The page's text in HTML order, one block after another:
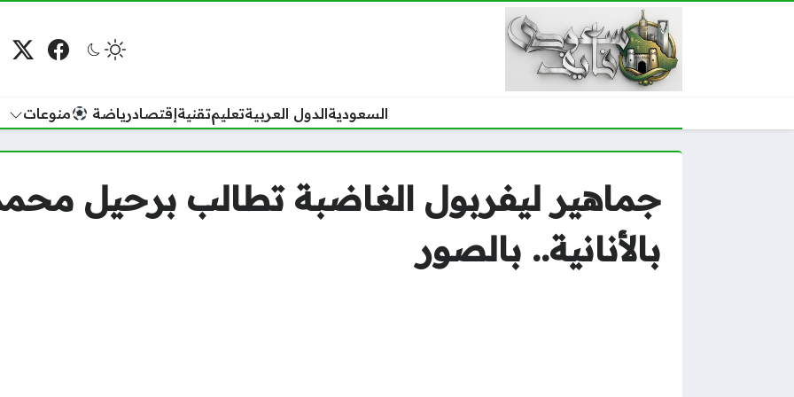
فيسبوك
السعوديةالدول العربيةتعليمتقنيةإقتصادرياضة منوعات
جماهير ليفربول الغاضبة تطالب برحيل
بالأنانية.. بالصور